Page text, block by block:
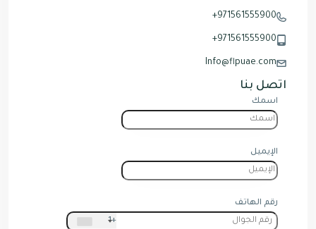
971561555900+
971561555900+
Info@flpuae.com
اتصل بنا
اسمك
الإيميل
رقم الهاتف
+1